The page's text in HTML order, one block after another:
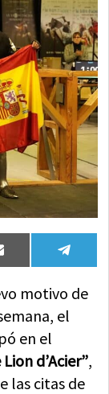
Compartir
en
Email
en
motivo de
el
en el
d’Acier”,
las citas de